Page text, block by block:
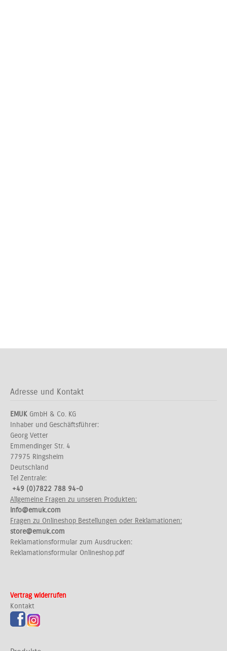
Adresse und Kontakt
EMUK GmbH & Co. KG
Inhaber und Geschäftsführer:
Georg Vetter
Emmendinger Str. 4
77975 Ringsheim
Deutschland
Tel Zentrale:
+49 (0)7822 788 94-0
Allgemeine Fragen zu unseren Produkten:
info@emuk.com
Fragen zu Onlineshop Bestellungen oder Reklamationen:
store@emuk.com
Reklamationsformular zum Ausdrucken:
Reklamationsformular Onlineshop.pdf
Vertrag widerrufen
Kontakt